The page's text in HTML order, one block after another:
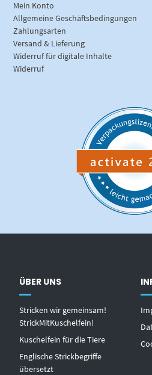
Mein Konto
Allgemeine Geschäftsbedingungen
Zahlungsarten
Versand & Lieferung
Widerruf für digitale Inhalte
Widerruf
ÜBER UNS
Stricken wir gemeinsam!
StrickMitKuschelfein!
Kuschelfein für die Tiere
Englische Strickbegriffe
übersetzt